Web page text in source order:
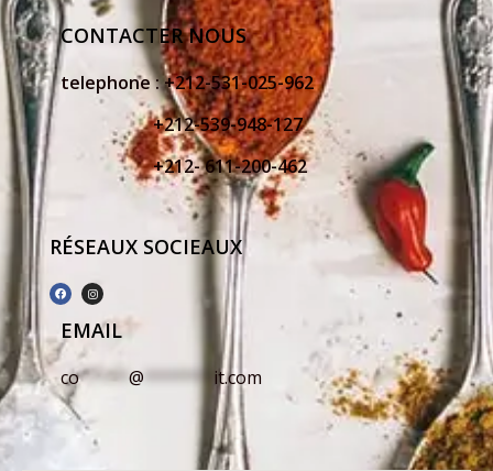
CONTACTER NOUS
telephone :+212-531-025-962
+212-539-948-127
+212- 611-200-462
RÉSEAUX SOCIEAUX
EMAIL
co*****@ ******* it.com